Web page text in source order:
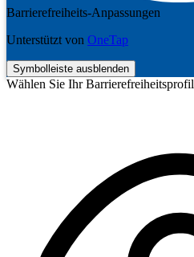
Barrierefreiheits-Anpassungen
Unterstützt von OneTap
Symbolleiste ausblenden
Wählen Sie Ihr Barrierefreiheitsprofil